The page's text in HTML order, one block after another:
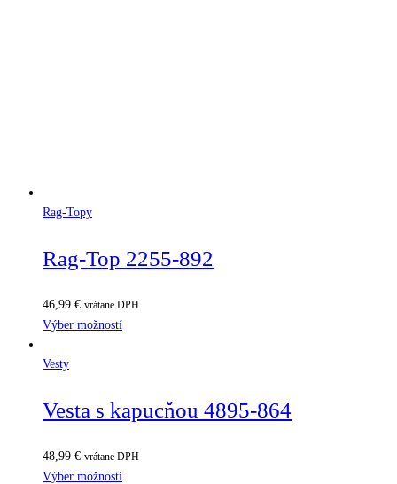
Rag-Topy
Rag-Top 2255-892
46,99 € vrátane DPH
Výber možností
Vesty
Vesta s kapucňou 4895-864
48,99 € vrátane DPH
Výber možností